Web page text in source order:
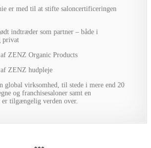
er med til at stifte saloncertificeringen
indtræder som partner – både i
privat
ZENZ Organic Products
ZENZ hudpleje
global virksomhed, til stede i mere end 20
og franchisesaloner samt en
tilgængelig verden over.